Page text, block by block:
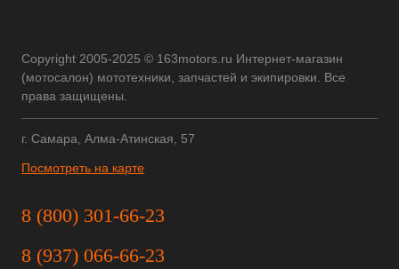
Copyright 2005-2025 © 163motors.ru Интернет-магазин
(мотосалон) мототехники, запчастей и экипировки. Все
права защищены.
г. Самара, Алма-Атинская, 57
Посмотреть на карте
8 (800) 301-66-23
8 (937) 066-66-23